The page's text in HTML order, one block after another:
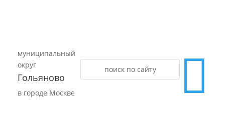
муниципальный
округ
Гольяново
в городе Москве 